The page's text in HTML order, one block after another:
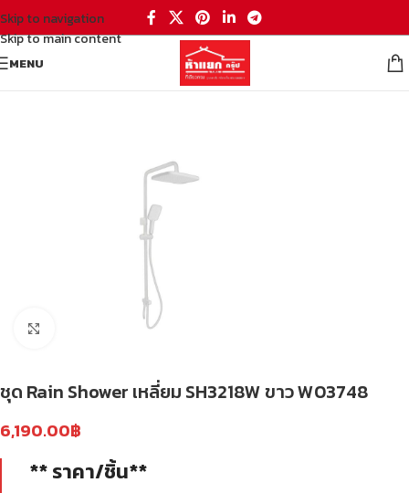
Skip to navigation
Skip to main content
MENU
อุปกรณ์ก๊อกน้ำ และฝักบัว
Click to enlarge
ชุด Rain Shower เหลี่ยม SH3218W ขาว W03748
6,190.00฿
** ราคา/ชิ้น**